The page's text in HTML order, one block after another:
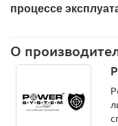
процессе
О